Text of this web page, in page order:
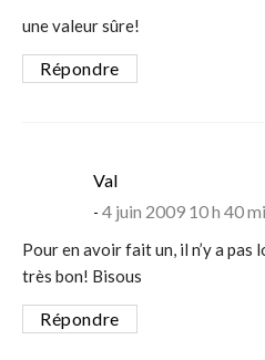
une valeur sûre!
Répondre
Valsays:
4 juin 2009 10 h 40
Pour en avoir fait un, il n’y a pas
très bon! Bisous
Répondre